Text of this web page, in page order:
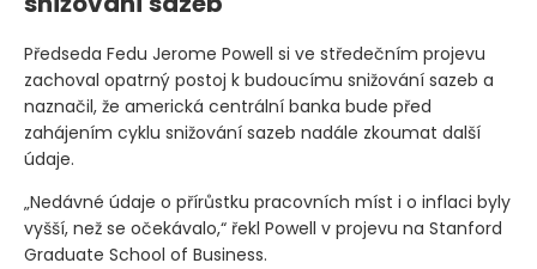
Předseda Fedu Jerome Powell si ve středečním projevu
zachoval opatrný postoj k budoucímu snižování sazeb a
naznačil, že americká centrální banka bude před
zahájením cyklu snižování sazeb nadále zkoumat další
údaje.
„Nedávné údaje o přírůstku pracovních míst i o inflaci byly
vyšší, než se očekávalo,“ řekl Powell v projevu na Stanford
Graduate School of Business.